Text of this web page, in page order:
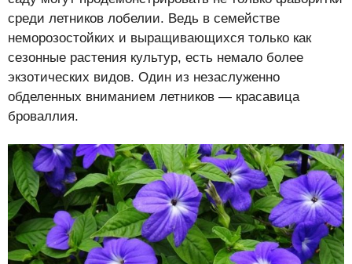
среди летников лобелии. Ведь в семействе
неморозостойких и выращивающихся только как
сезонные растения культур, есть немало более
экзотических видов. Один из незаслуженно
обделенных вниманием летников — красавица
броваллия.